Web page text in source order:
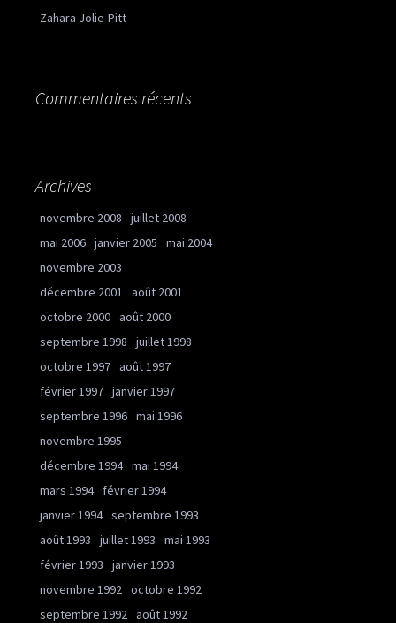
Zahara Jolie-Pitt
Commentaires récents
Archives
novembre 2008
juillet 2008
mai 2006 janvier 2005
mai 2004
novembre 2003
décembre 2001
août 2001
octobre 2000 août 2000
septembre 1998
juillet 1998
octobre 1997 août 1997
février 1997 janvier 1997
septembre 1996 mai 1996
novembre 1995
décembre 1994 mai 1994
mars 1994
février 1994
janvier 1994 septembre 1993
août 1993
juillet 1993
mai 1993
février 1993
janvier 1993
novembre 1992 octobre 1992
septembre 1992 août 1992